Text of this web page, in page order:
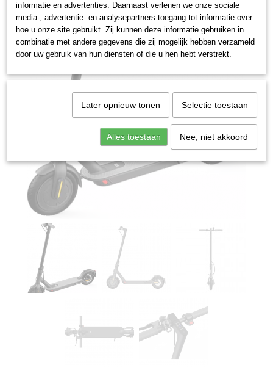
informatie en advertenties. Daarnaast verlenen we onze sociale
media-, advertentie- en analysepartners toegang tot informatie over
hoe u onze site gebruikt. Zij kunnen deze informatie gebruiken in
combinatie met andere gegevens die zij mogelijk hebben verzameld
door uw gebruik van hun diensten of die u hen hebt verstrekt.
Later opnieuw tonen Selectie toestaan
Alles toestaan Nee, niet akkoord